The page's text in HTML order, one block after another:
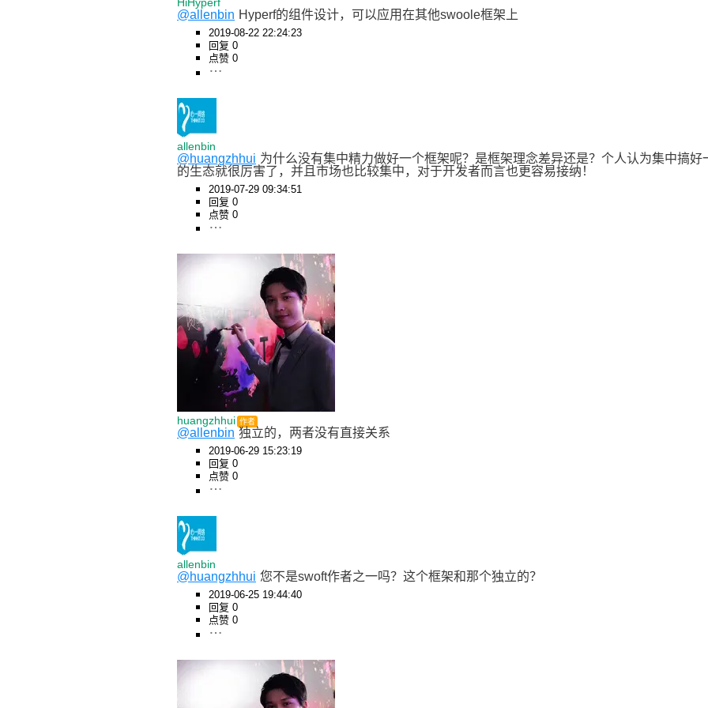
@allenbin Hyperf的组件设计，可以应用在其他swoole框架上
2019-08-22 22:24:23
回复 0
点赞 0
allenbin
@huangzhhui 为什么没有集中精力做好一个框架呢？是框架理念差异还是？个人认为集中搞好
的生态就很厉害了，并且市场也比较集中，对于开发者而言也更容易接纳！
2019-07-29 09:34:51
回复 0
点赞 0
huangzhhui 作者
@allenbin 独立的，两者没有直接关系
2019-06-29 15:23:19
回复 0
点赞 0
allenbin
@huangzhhui 您不是swoft作者之一吗？这个框架和那个独立的？
2019-06-25 19:44:40
回复 0
点赞 0